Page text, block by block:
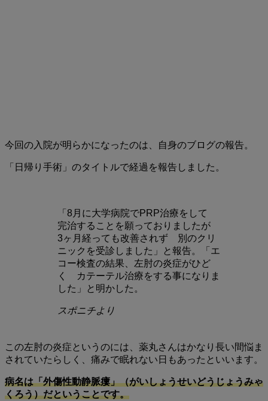
今回の入院が明らかになったのは、自身のブログの報告。
「日帰り手術」のタイトルで経過を報告しました。
「8月に大学病院でPRP治療をして
完治することを願っておりましたが
3ヶ月経っても改善されず 別のクリ
ニックを受診しました」と報告。「エ
コー検査の結果、左肘の炎症がひど
く カテーテル治療をする事になりま
した」と明かした。
スポニチより
この左肘の炎症というのには、薬丸さんはかなり長い間悩ま
されていたらしく、痛みで眠れない日もあったといいます。
病名は「外傷性動静脈瘻」（がいしょうせいどうじょうみゃ
くろう）だということです。